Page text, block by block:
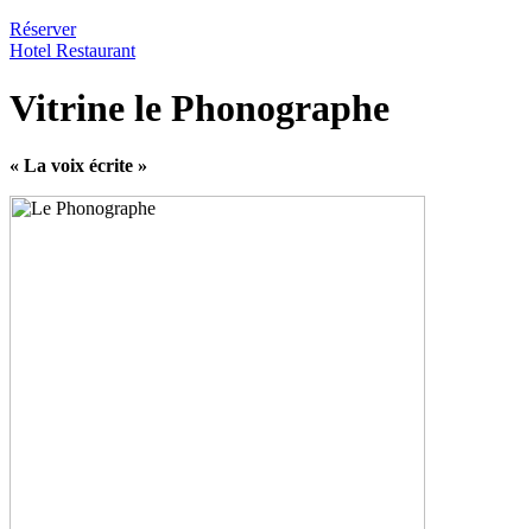
Réserver
Hotel Restaurant
Vitrine le Phonographe
« La voix écrite »